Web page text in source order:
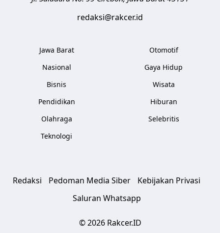
redaksi@rakcer.id
Jawa Barat
Nasional
Bisnis
Pendidikan
Olahraga
Teknologi
Otomotif
Gaya Hidup
Wisata
Hiburan
Selebritis
Redaksi Pedoman Media Siber
Kebijakan Privasi
Saluran Whatsapp
© 2026 Rakcer.ID